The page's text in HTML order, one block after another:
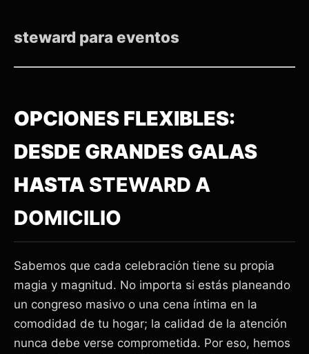
steward para eventos
OPCIONES FLEXIBLES:
DESDE GRANDES GALAS
HASTA STEWARD A
DOMICILIO
Sabemos que cada celebración tiene su propia
magia y magnitud. No importa si estás planeando
un congreso masivo o una cena íntima en la
comodidad de tu hogar; la calidad de la atención
nunca debe verse comprometida. Por eso, hemos